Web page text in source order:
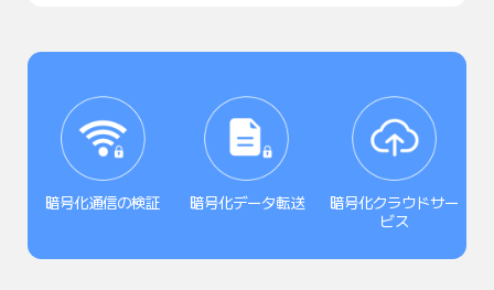
暗号化通信の検証 暗号化データ転送
暗号化クラウドサー
ビス